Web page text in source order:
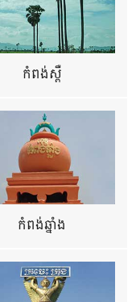
កំពង់ស្ពឺ
កំពង់ឆ្នាំង